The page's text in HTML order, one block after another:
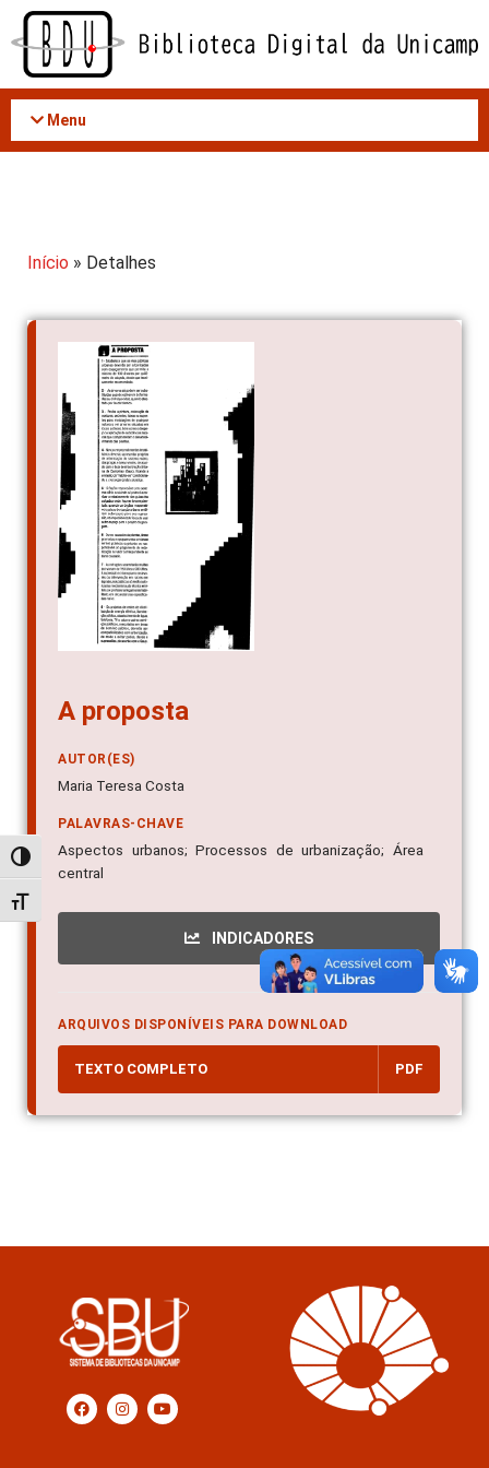
Acessar
conteúdo
Alternar alto contraste
Alternar tamanho da fonte
Menu
Início » Detalhes
A proposta
AUTOR(ES)
Maria Teresa Costa
PALAVRAS-CHAVE
Aspectos urbanos; Processos de urbanização; Área
central
INDICADORES
ARQUIVOS DISPONÍVEIS PARA DOWNLOAD
TEXTO COMPLETO PDF